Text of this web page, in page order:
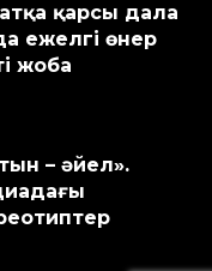
қарсы дала
ежелгі өнер
жоба
– әйел».